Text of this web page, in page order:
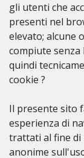
gli utenti che
presenti nel
elevato; alcune
compiute senza
quindi
cookie ?
Il presente sito
esperienza di
trattati al fine di
anonime